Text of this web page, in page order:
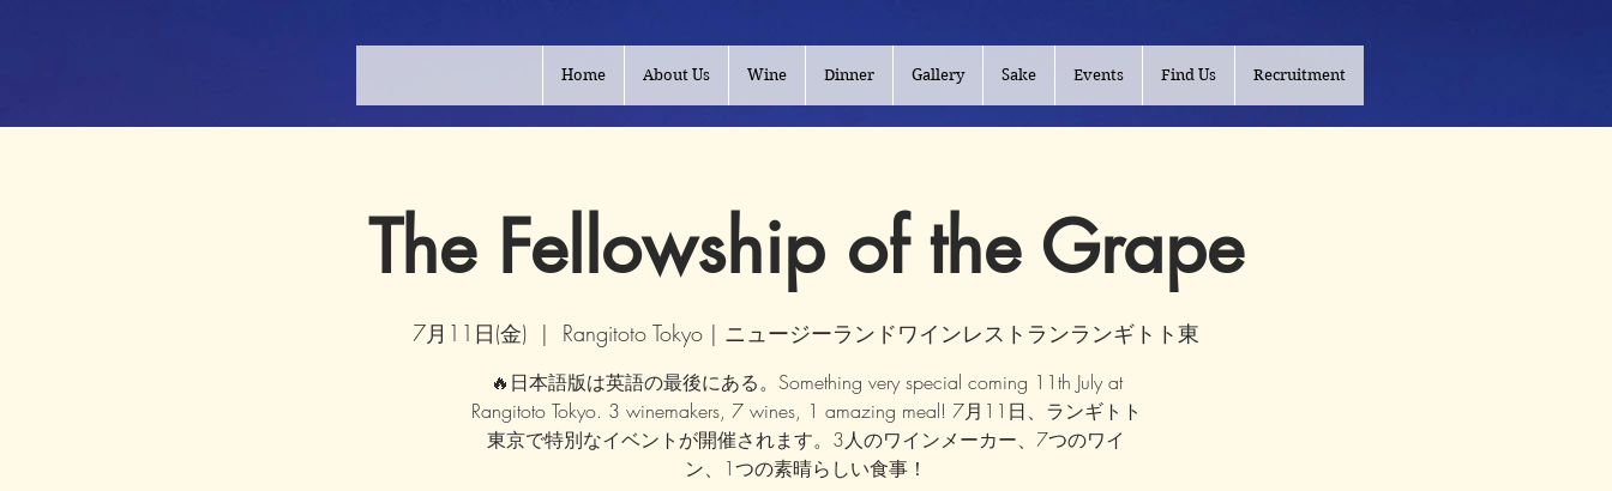
Home About Us Wine Dinner Gallery Sake Events Find Us Recruitment
The Fellowship of the Grape
7月11日(金)
  |
Rangitoto Tokyo | ニュージーランドワインレストランランギトト東
🔥日本語版は英語の最後にある。Something very special coming 11th July at
Rangitoto Tokyo. 3 winemakers, 7 wines, 1 amazing meal! 7月11日、ランギトト
東京で特別なイベントが開催されます。3人のワインメーカー、7つのワイ
ン、1つの素晴らしい食事！